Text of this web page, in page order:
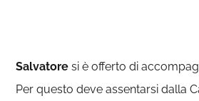
Salvatore si è offerto di
Per questo deve assentarsi dalla